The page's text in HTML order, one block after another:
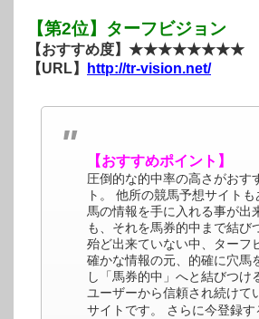
【第2位】ターフビジョン
【おすすめ度】★★★★★★★★
【URL】
http://tr-vision.net/
【おすすめポイント】
圧倒的な的中率の高さがおす
ト。 他所の競馬予想サイト
馬の情報を手に入れる事が出
も、それを馬券的中まで結び
殆ど出来ていない中、ターフ
確かな情報の元、的確に穴馬
し「馬券的中」へと結びつけ
ユーザーから信頼され続けて
サイトです。 さらに今登録す